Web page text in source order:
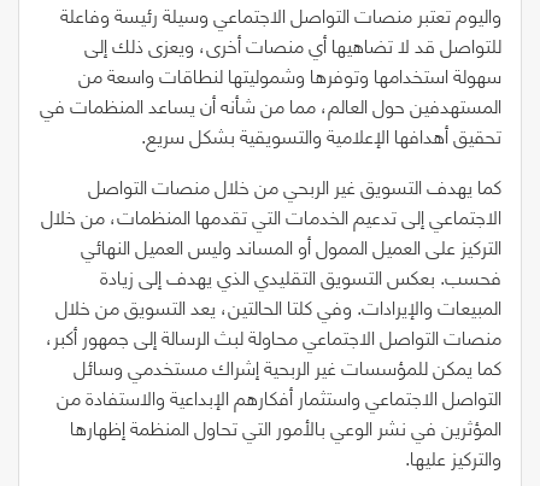
واليوم تعتبر منصات التواصل الاجتماعي وسيلة رئيسة وفاعلة
للتواصل قد لا تضاهيها أي منصات أخرى، ويعزى ذلك إلى
سهولة استخدامها وتوفرها وشموليتها لنطاقات واسعة من
المستهدفين حول العالم، مما من شأنه أن يساعد المنظمات في
تحقيق أهدافها الإعلامية والتسويقية بشكل سريع.
كما يهدف التسويق غير الربحي من خلال منصات التواصل
الاجتماعي إلى تدعيم الخدمات التي تقدمها المنظمات، من خلال
التركيز على العميل الممول أو المساند وليس العميل النهائي
فحسب. بعكس التسويق التقليدي الذي يهدف إلى زيادة
المبيعات والإيرادات. وفي كلتا الحالتين، يعد التسويق من خلال
منصات التواصل الاجتماعي محاولة لبث الرسالة إلى جمهور أكبر،
كما يمكن للمؤسسات غير الربحية إشراك مستخدمي وسائل
التواصل الاجتماعي واستثمار أفكارهم الإبداعية والاستفادة من
المؤثرين في نشر الوعي بالأمور التي تحاول المنظمة إظهارها
والتركيز عليها.